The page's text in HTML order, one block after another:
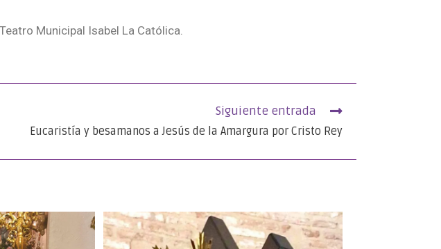
Municipal Isabel La Católica.
Siguiente entrada
Eucaristía y besamanos a Jesús de la Amargura por Cristo Rey